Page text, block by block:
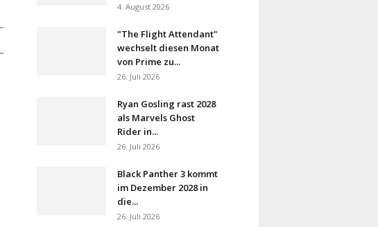
4. August 2026
"The Flight Attendant"
wechselt diesen Monat
von Prime zu...
26. Juli 2026
Ryan Gosling rast 2028
als Marvels Ghost
Rider in...
26. Juli 2026
Black Panther 3 kommt
im Dezember 2028 in
die...
26. Juli 2026